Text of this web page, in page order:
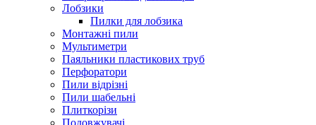
Лобзики
Пилки для лобзика
Монтажні пили
Мультиметри
Паяльники пластикових труб
Перфоратори
Пили відрізні
Пили шабельні
Плиткорізи
Подовжувачі